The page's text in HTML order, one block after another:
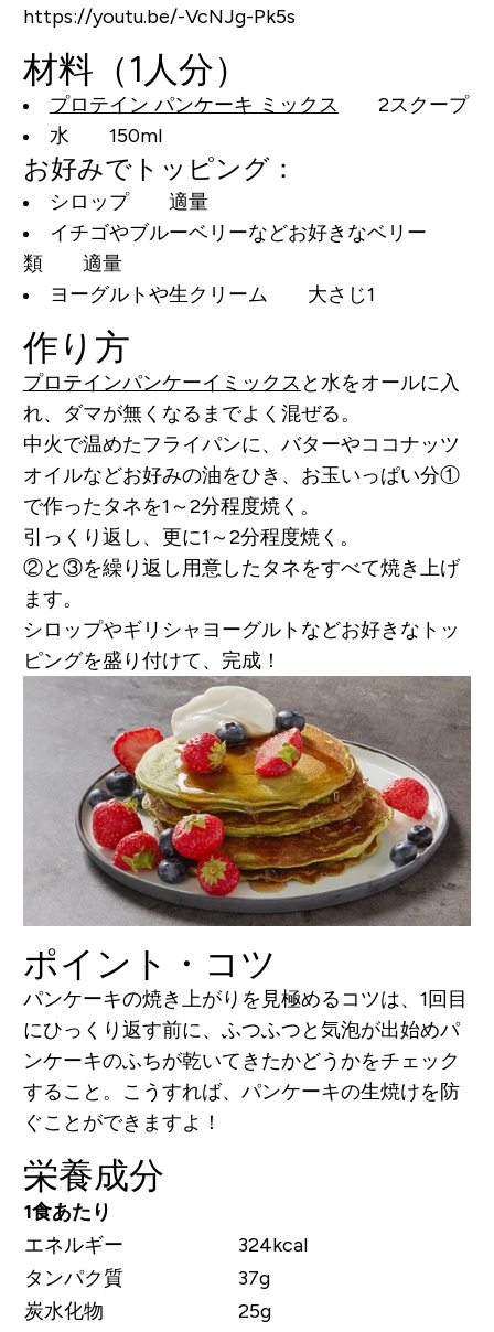
https://youtu.be/-VcNJg-Pk5s
材料（1人分）
プロテイン パンケーキ ミックス
2スクープ
水 150ml
お好みでトッピング：
シロップ 適量
イチゴやブルーベリーなどお好きなベリー
類 適量
ヨーグルトや生クリーム 大さじ1
作り方
プロテインパンケーイミックス と水をオールに入
れ、ダマが無くなるまでよく混ぜる。
中火で温めたフライパンに、バターやココナッツ
オイルなどお好みの油をひき、お玉いっぱい分①
で作ったタネを1～2分程度焼く。
引っくり返し、更に1～2分程度焼く。
②と③を繰り返し用意したタネをすべて焼き上げ
ます。
シロップやギリシャヨーグルトなどお好きなトッ
ピングを盛り付けて、完成！
ポイント・コツ
パンケーキの焼き上がりを見極めるコツは、1回目
にひっくり返す前に、ふつふつと気泡が出始めパ
ンケーキのふちが乾いてきたかどうかをチェック
すること。こうすれば、パンケーキの生焼けを防
ぐことができますよ！
栄養成分
1食あたり
エネルギー
324kcal
タンパク質
37g
炭水化物
25g